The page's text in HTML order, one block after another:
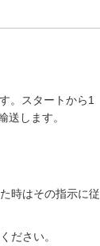
。スタートから1
します。
時はその指示に従
ださい。